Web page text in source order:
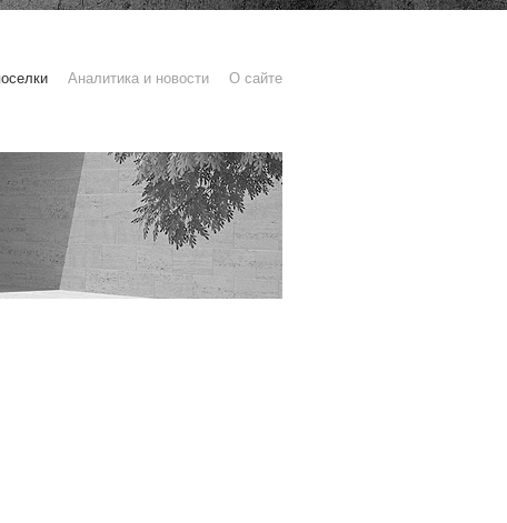
Аналитика и новости О сайте